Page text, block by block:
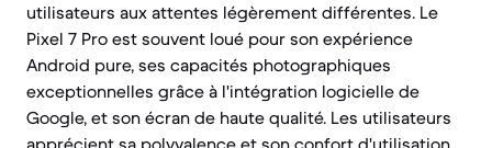
utilisateurs aux attentes légèrement différentes. Le
Pixel 7 Pro est souvent loué pour son expérience
Android pure, ses capacités photographiques
exceptionnelles grâce à l'intégration logicielle de
Google, et son écran de haute qualité. Les utilisateurs
apprécient sa polyvalence et son confort d'utilisation.